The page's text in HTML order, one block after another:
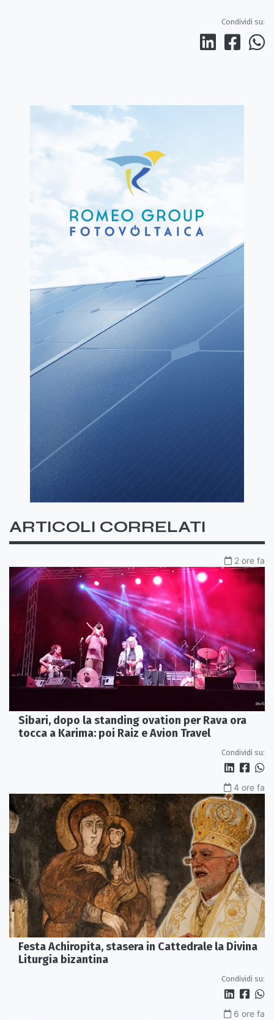
Condividi su:
ARTICOLI CORRELATI
2 ore fa
Sibari, dopo la standing ovation per Rava ora
tocca a Karima: poi Raiz e Avion Travel
Condividi su:
4 ore fa
Festa Achiropita, stasera in Cattedrale la Divina
Liturgia bizantina
Condividi su:
6 ore fa